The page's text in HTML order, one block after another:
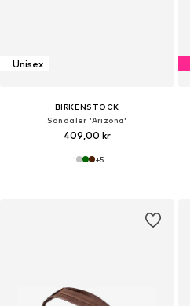
Unisex
BIRKENSTOCK
Sandaler 'Arizona'
409,00 kr
+5